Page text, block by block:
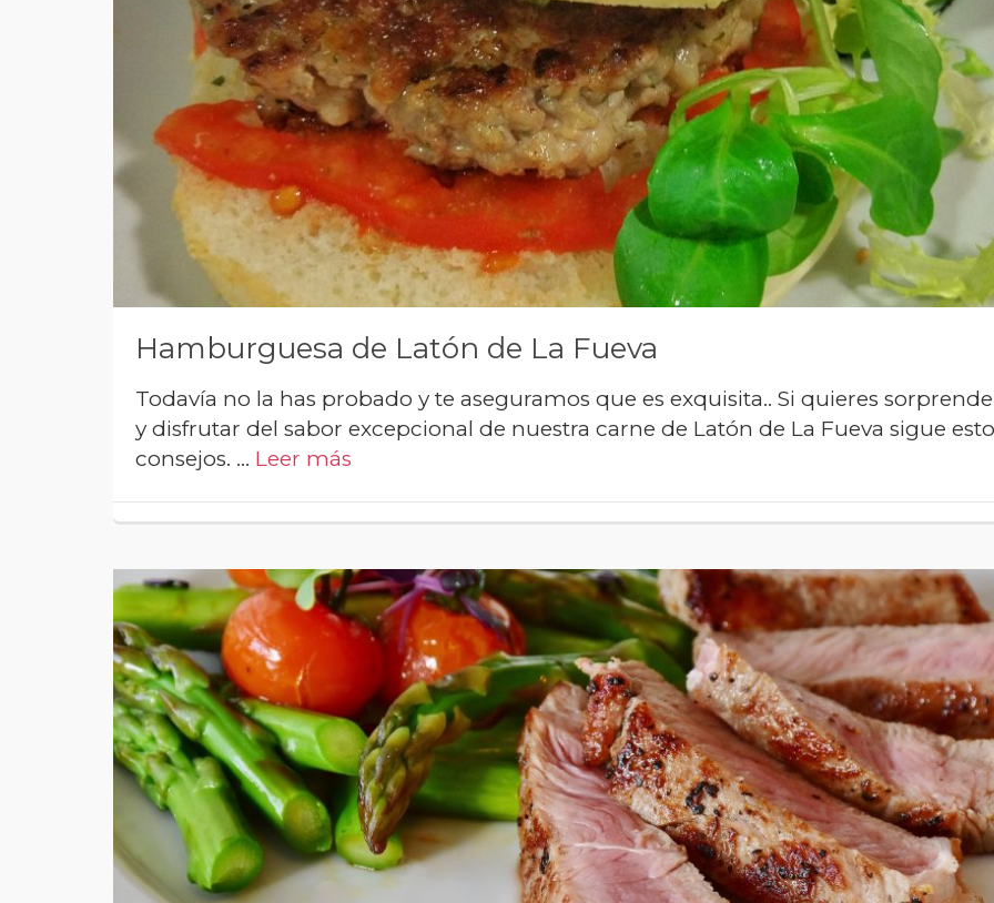
Hamburguesa de Latón de La Fueva
Todavía no la has probado y te aseguramos que es exquisita.. Si quieres
y disfrutar del sabor excepcional de nuestra carne de Latón de La Fueva sigue
consejos. … Leer más